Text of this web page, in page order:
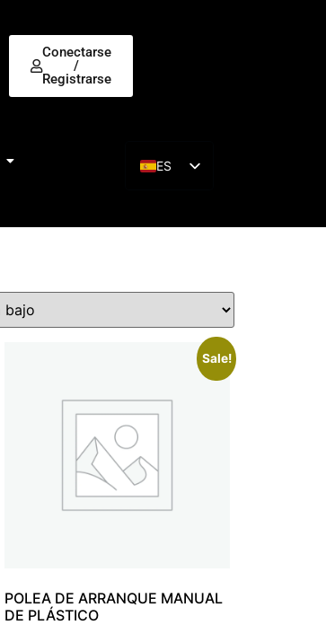
Conectarse
/
Registrarse
ES
Sale!
POLEA DE ARRANQUE MANUAL
DE PLÁSTICO